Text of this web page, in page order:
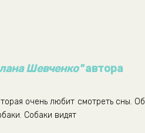
Шевченко"автора
очень любит смотреть сны. Об
Собаки видят